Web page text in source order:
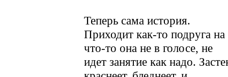
Теперь сама история.
Приходит как-то подруга
что-то она не в голосе, не
идет занятие как надо.